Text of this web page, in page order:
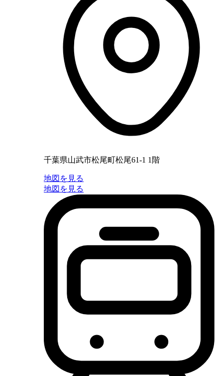
千葉県山武市松尾町松尾61-1 1階
地図を見る
地図を見る